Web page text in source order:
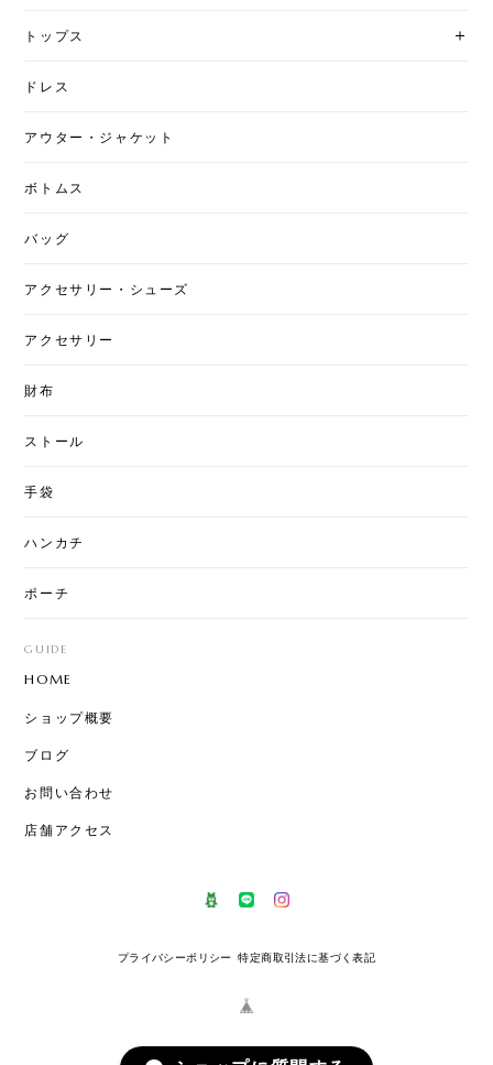
トップス
ドレス
アウター・ジャケット
ボトムス
バッグ
アクセサリー・シューズ
アクセサリー
財布
ストール
手袋
ハンカチ
ポーチ
GUIDE
HOME
ショップ概要
ブログ
お問い合わせ
店舗アクセス
プライバシーポリシー 特定商取引法に基づく表記